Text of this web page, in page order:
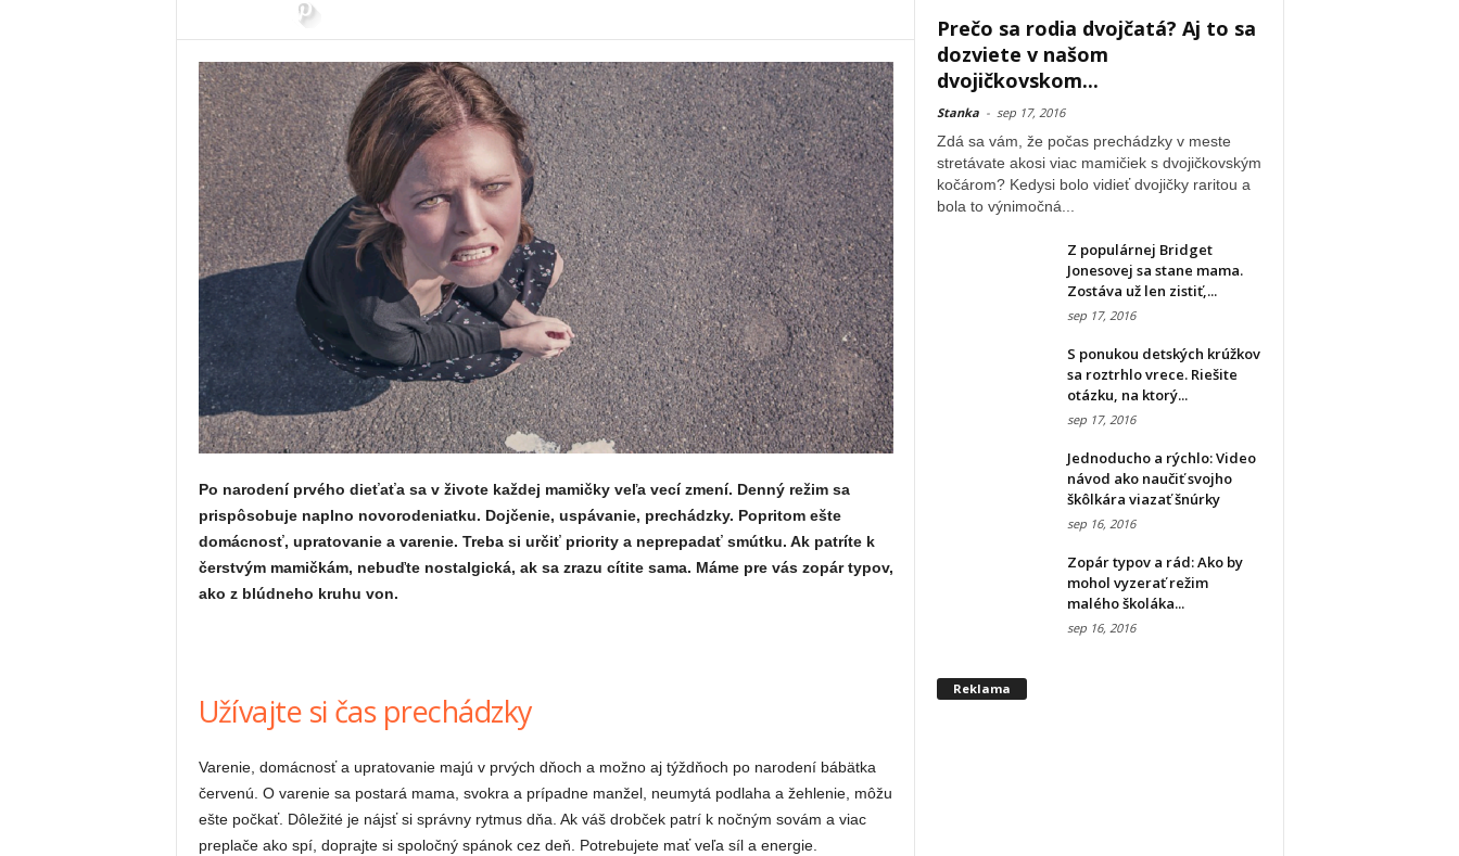
Po narodení prvého dieťaťa sa v živote každej mamičky veľa vecí zmení. Denný režim sa
prispôsobuje naplno novorodeniatku. Dojčenie, uspávanie, prechádzky. Popritom ešte
domácnosť, upratovanie a varenie. Treba si určiť priority a neprepadať smútku. Ak patríte k
čerstvým mamičkám, nebuďte nostalgická, ak sa zrazu cítite sama. Máme pre vás zopár typov,
ako z blúdneho kruhu von.
Užívajte si čas prechádzky
Varenie, domácnosť a upratovanie majú v prvých dňoch a možno aj týždňoch po narodení bábätka
červenú. O varenie sa postará mama, svokra a prípadne manžel, neumytá podlaha a žehlenie, môžu
ešte počkať. Dôležité je nájsť si správny rytmus dňa. Ak váš drobček patrí k nočným sovám a viac
preplače ako spí, doprajte si spoločný spánok cez deň. Potrebujete mať veľa síl a energie.
Prečo sa rodia dvojčatá? Aj to sa
dozviete v našom
dvojičkovskom...
Stanka - sep 17, 2016
Zdá sa vám, že počas prechádzky v meste
stretávate akosi viac mamičiek s dvojičkovským
kočárom? Kedysi bolo vidieť dvojičky raritou a
bola to výnimočná...
Z populárnej Bridget
Jonesovej sa stane mama.
Zostáva už len zistiť,...
sep 17, 2016
S ponukou detských krúžkov
sa roztrhlo vrece. Riešite
otázku, na ktorý...
sep 17, 2016
Jednoducho a rýchlo: Video
návod ako naučiť svojho
škôlkára viazať šnúrky
sep 16, 2016
Zopár typov a rád: Ako by
mohol vyzerať režim
malého školáka...
sep 16, 2016
Reklama